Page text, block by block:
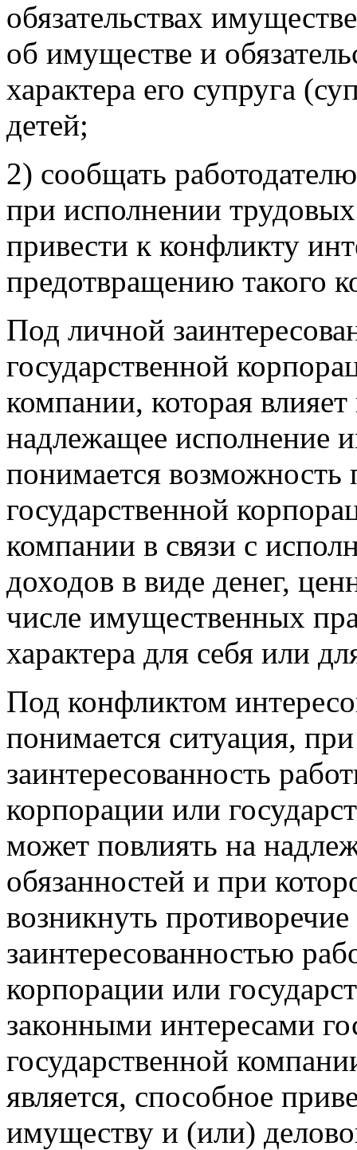
обязательствах
об имуществе и
характера его супруга
детей;
2) сообщать
при исполнении
привести к конфликту
предотвращению такого
Под личной
государственной
компании, которая
надлежащее исполнение
понимается возможность
государственной
компании в связи с
доходов в виде денег,
числе имущественных
характера для себя или
Под конфликтом
понимается ситуация,
заинтересованность
корпорации или
может повлиять на
обязанностей и при
возникнуть
заинтересованностью
корпорации или
законными интересами
государственной
является, способное
имуществу и (или)